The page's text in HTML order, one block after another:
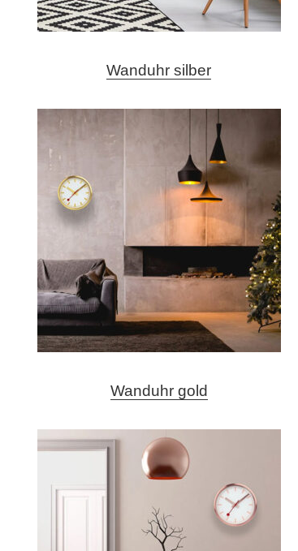
Wanduhr silber
Wanduhr gold